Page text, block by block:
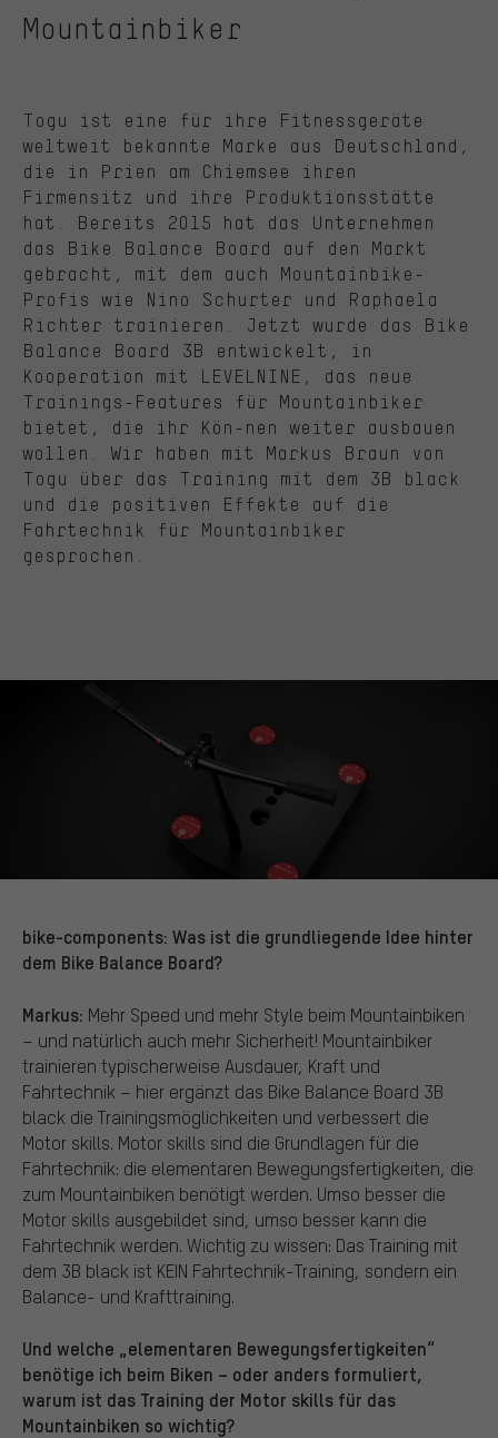
Mountainbiker
Togu ist eine für ihre Fitnessgeräte
weltweit bekannte Marke aus Deutschland,
die in Prien am Chiemsee ihren
Firmensitz und ihre Produktionsstätte
hat. Bereits 2015 hat das Unternehmen
das Bike Balance Board auf den Markt
gebracht, mit dem auch Mountainbike-
Profis wie Nino Schurter und Raphaela
Richter trainieren. Jetzt wurde das Bike
Balance Board 3B entwickelt, in
Kooperation mit LEVELNINE, das neue
Trainings-Features für Mountainbiker
bietet, die ihr Kön-nen weiter ausbauen
wollen. Wir haben mit Markus Braun von
Togu über das Training mit dem 3B black
und die positiven Effekte auf die
Fahrtechnik für Mountainbiker
gesprochen.
bike-components: Was ist die grundliegende Idee hinter
dem Bike Balance Board?
Markus: Mehr Speed und mehr Style beim Mountainbiken
– und natürlich auch mehr Sicherheit! Mountainbiker
trainieren typischerweise Ausdauer, Kraft und
Fahrtechnik – hier ergänzt das Bike Balance Board 3B
black die Trainingsmöglichkeiten und verbessert die
Motor skills. Motor skills sind die Grundlagen für die
Fahrtechnik: die elementaren Bewegungsfertigkeiten, die
zum Mountainbiken benötigt werden. Umso besser die
Motor skills ausgebildet sind, umso besser kann die
Fahrtechnik werden. Wichtig zu wissen: Das Training mit
dem 3B black ist KEIN Fahrtechnik-Training, sondern ein
Balance- und Krafttraining.
Und welche „elementaren Bewegungsfertigkeiten“
benötige ich beim Biken – oder anders formuliert,
warum ist das Training der Motor skills für das
Mountainbiken so wichtig?